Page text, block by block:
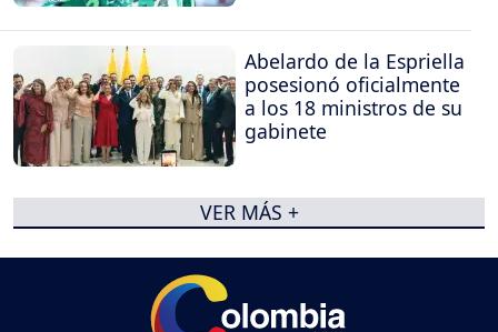
Abelardo de la Espriella
posesionó oficialmente
a los 18 ministros de su
gabinete
VER MÁS +